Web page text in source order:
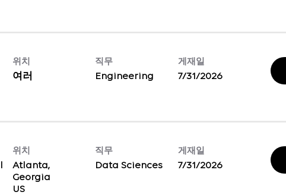
위치
여러
직무
Engineering
게재일
7/31/2026
위치
Atlanta,
Georgia
US
직무
Data Sciences
게재일
7/31/2026